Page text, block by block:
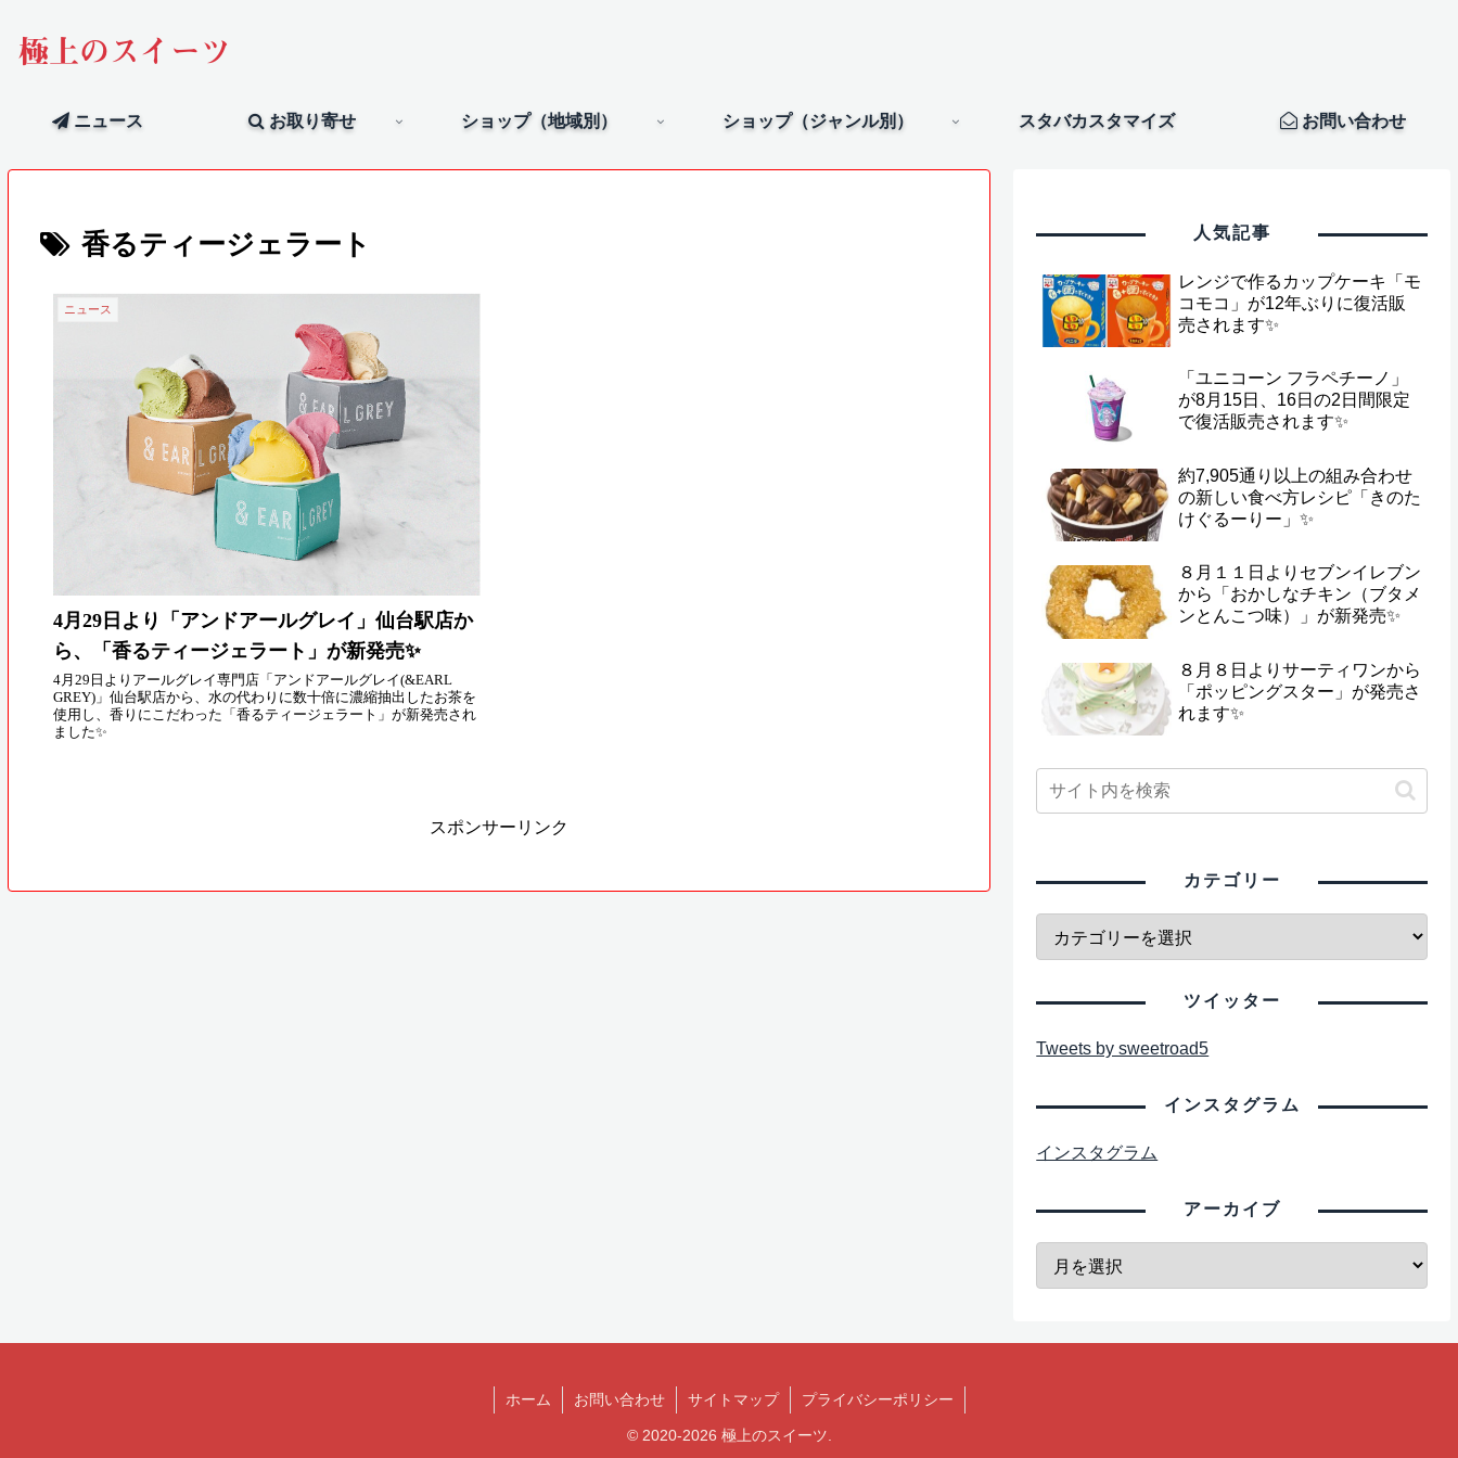
極上のスイーツ
ニュース お取り寄せ ショップ（地域別） ショップ（ジャンル別） スタバカスタマイズ お問い合わせ
香るティージェラート
ニュース
4月29日より「アンドアールグレイ」仙台駅店か
ら、「香るティージェラート」が新発売✨
4月29日よりアールグレイ専門店「アンドアールグレイ(&EARL
GREY)」仙台駅店から、水の代わりに数十倍に濃縮抽出したお茶を
使用し、香りにこだわった「香るティージェラート」が新発売され
ました✨
スポンサーリンク
人気記事
レンジで作るカップケーキ「モ
コモコ」が12年ぶりに復活販
売されます✨
「ユニコーン フラペチーノ」
が8月15日、16日の2日間限定
で復活販売されます✨
約7,905通り以上の組み合わせ
の新しい食べ方レシピ「きのた
けぐるーりー」✨
８月１１日よりセブンイレブン
から「おかしなチキン（ブタメ
ンとんこつ味）」が新発売✨
８月８日よりサーティワンから
「ポッピングスター」が発売さ
れます✨
カテゴリー
ツイッター
Tweets by sweetroad5
インスタグラム
インスタグラム
アーカイブ
ホーム お問い合わせ サイトマップ プライバシーポリシー
© 2020-2026 極上のスイーツ.